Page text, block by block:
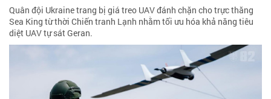
Quân đội Ukraine trang bị giá treo UAV đánh chặn cho trực thăng
Sea King từ thời Chiến tranh Lạnh nhằm tối ưu hóa khả năng tiêu
diệt UAV tự sát Geran.